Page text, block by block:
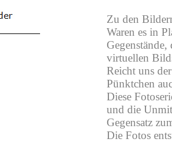
Zu den
Waren es in
virtuellen
Reicht uns
Pünktchen
Diese
und die
Gegensatz
Die Fotos